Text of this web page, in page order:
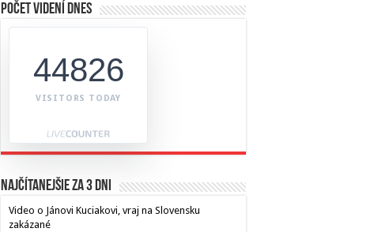
Počet videní dnes
44826
VISITORS TODAY
Najčítanejšie za 3 dni
Video o Jánovi Kuciakovi, vraj na Slovensku
zakázané